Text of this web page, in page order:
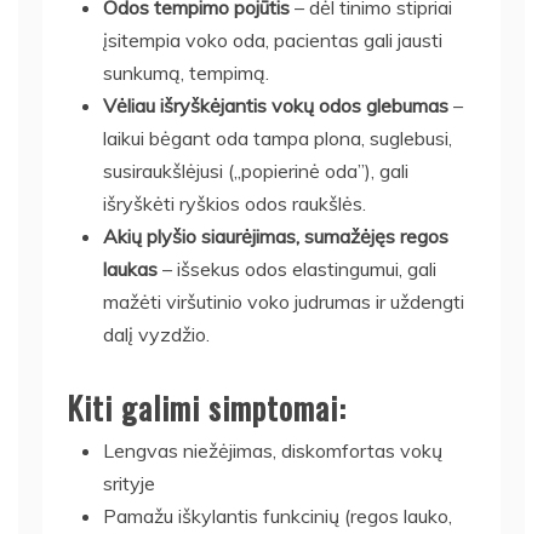
Odos tempimo pojūtis – dėl tinimo stipriai
įsitempia voko oda, pacientas gali jausti
sunkumą, tempimą.
Vėliau išryškėjantis vokų odos glebumas –
laikui bėgant oda tampa plona, suglebusi,
susiraukšlėjusi („popierinė oda”), gali
išryškėti ryškios odos raukšlės.
Akių plyšio siaurėjimas, sumažėjęs regos
laukas – išsekus odos elastingumui, gali
mažėti viršutinio voko judrumas ir uždengti
dalį vyzdžio.
Kiti galimi simptomai:
Lengvas niežėjimas, diskomfortas vokų
srityje
Pamažu iškylantis funkcinių (regos lauko,